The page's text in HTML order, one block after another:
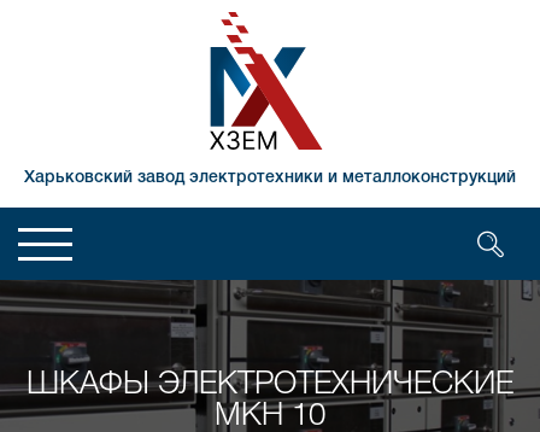
Харьковский завод электротехники и металлоконструкций
ШКАФЫ ЭЛЕКТРОТЕХНИЧЕСКИЕ
МКН 10